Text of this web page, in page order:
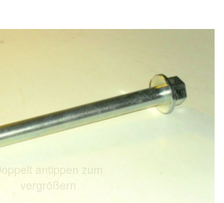
antippen zum
vergrößern